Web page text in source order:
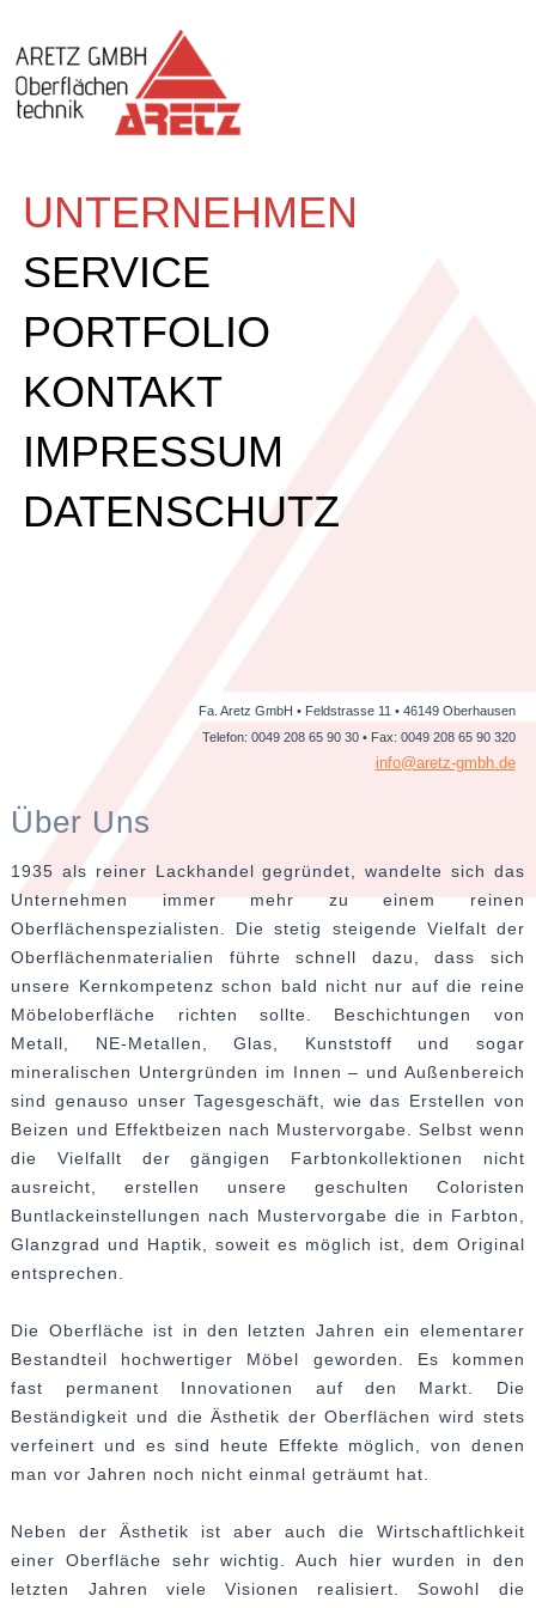
UNTERNEHMEN
SERVICE
PORTFOLIO
KONTAKT
IMPRESSUM
DATENSCHUTZ
Fa. Aretz GmbH • Feldstrasse 11 • 46149 Oberhausen
Telefon: 0049 208 65 90 30 • Fax: 0049 208 65 90 320
info@aretz-gmbh.de
Über Uns
1935 als reiner Lackhandel gegründet, wandelte sich das
Unternehmen immer mehr zu einem reinen
Oberflächenspezialisten. Die stetig steigende Vielfalt der
Oberflächenmaterialien führte schnell dazu, dass sich
unsere Kernkompetenz schon bald nicht nur auf die reine
Möbeloberfläche richten sollte. Beschichtungen von
Metall, NE-Metallen, Glas, Kunststoff und sogar
mineralischen Untergründen im Innen – und Außenbereich
sind genauso unser Tagesgeschäft, wie das Erstellen von
Beizen und Effektbeizen nach Mustervorgabe. Selbst wenn
die Vielfallt der gängigen Farbtonkollektionen nicht
ausreicht, erstellen unsere geschulten Coloristen
Buntlackeinstellungen nach Mustervorgabe die in Farbton,
Glanzgrad und Haptik, soweit es möglich ist, dem Original
entsprechen.
Die Oberfläche ist in den letzten Jahren ein elementarer
Bestandteil hochwertiger Möbel geworden. Es kommen
fast permanent Innovationen auf den Markt. Die
Beständigkeit und die Ästhetik der Oberflächen wird stets
verfeinert und es sind heute Effekte möglich, von denen
man vor Jahren noch nicht einmal geträumt hat.
Neben der Ästhetik ist aber auch die Wirtschaftlichkeit
einer Oberfläche sehr wichtig. Auch hier wurden in den
letzten Jahren viele Visionen realisiert. Sowohl die